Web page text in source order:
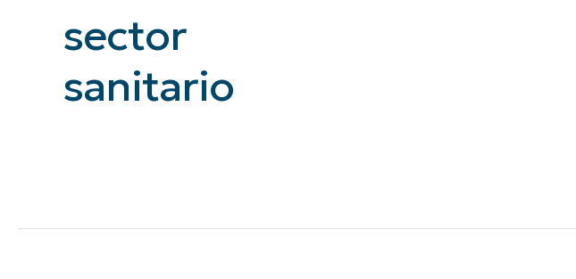
CONTACTO DE VENTAS
CONTACTO DE VENTAS
sector
sanitario